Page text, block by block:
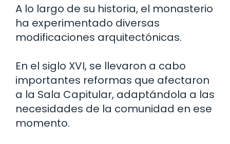
A lo largo de su historia, el monasterio
ha experimentado diversas
modificaciones arquitectónicas.
En el siglo XVI, se llevaron a cabo
importantes reformas que afectaron
a la Sala Capitular, adaptándola a las
necesidades de la comunidad en ese
momento.